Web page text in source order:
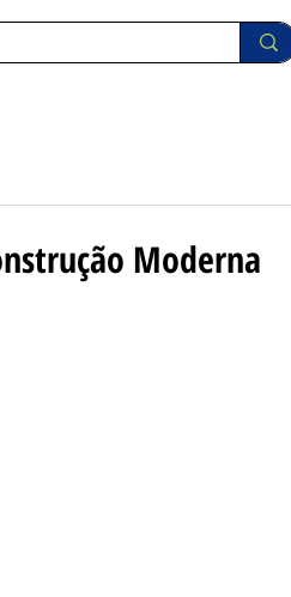
Moderna